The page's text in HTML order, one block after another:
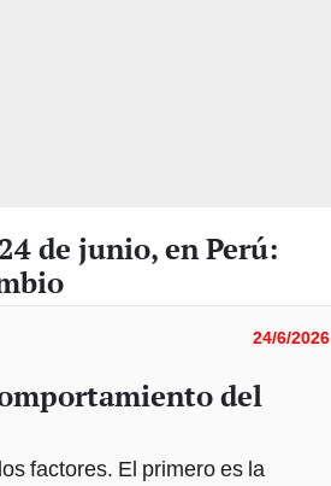
de junio, en Perú:
24/6/2026
del
factores. El primero es la